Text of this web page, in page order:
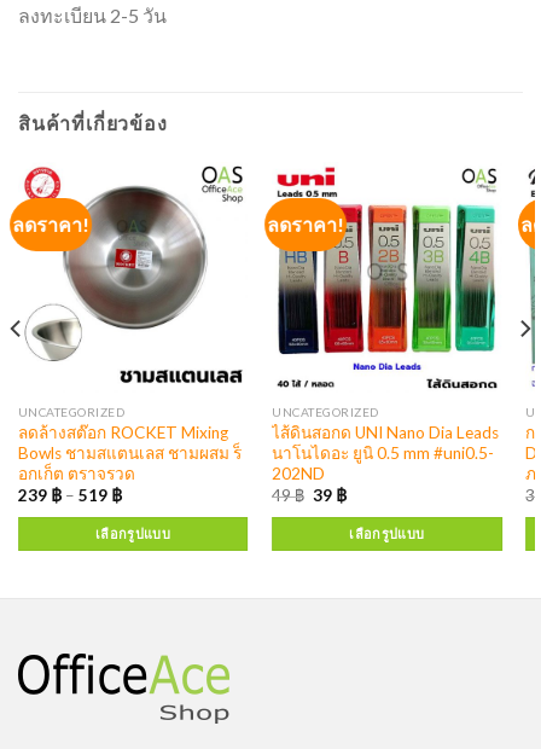
ลงทะเบียน 2-5 วัน
สินค้าที่เกี่ยวข้อง
ลดราคา!
UNCATEGORIZED
ลดล้างสต๊อก ROCKET Mixing
Bowls ชามสแตนเลส ชามผสม ร็
อกเก็ต ตราจรวด
239 ฿– 519 ฿
เลือกรูปแบบ
ลดราคา!
UNCATEGORIZED
ไส้ดินสอกด UNI Nano Dia Leads
นาโนไดอะ ยูนิ 0.5 mm #uni0.5-
202ND
49฿ 39 ฿
เลือกรูปแบบ
ล
ก
ภ